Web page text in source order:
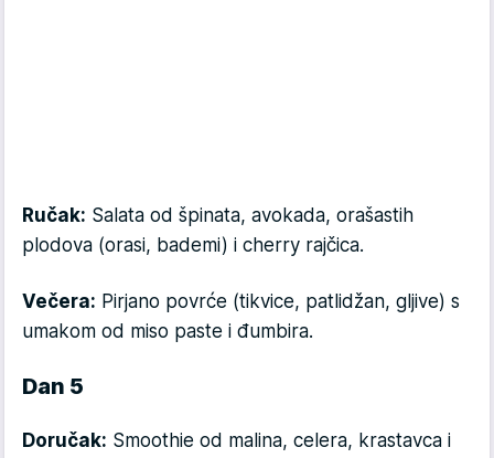
Ručak: Salata od špinata, avokada, orašastih
plodova (orasi, bademi) i cherry rajčica.
Večera: Pirjano povrće (tikvice, patlidžan, gljive) s
umakom od miso paste i đumbira.
Dan 5
Doručak: Smoothie od malina, celera, krastavca i